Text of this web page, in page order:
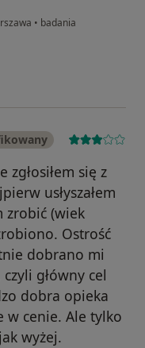
• badania
zgłosiłem się z
usłyszałem
zrobić (wiek
Ostrość
dobrano mi
główny cel
dobra opieka
w cenie. Ale tylko
wyżej.